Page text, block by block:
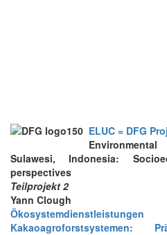
ELUC = DFG
Environmental
Sulawesi, Indonesia:
perspectives
Teilprojekt 2
Yann Clough
Kakaoagroforstsystemen: